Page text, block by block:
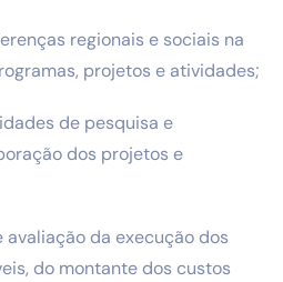
regionais e sociais na
projetos e atividades;
de pesquisa e
dos projetos e
da execução dos
do montante dos custos